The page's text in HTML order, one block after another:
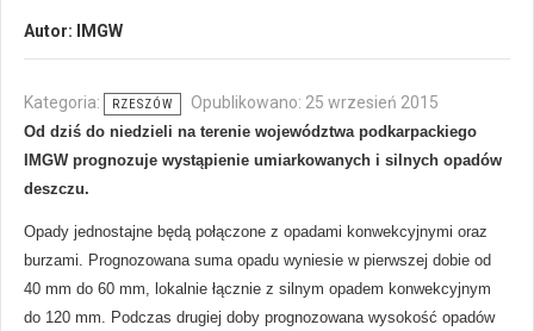
Autor: IMGW
Kategoria: RZESZÓW Opublikowano: 25 wrzesień 2015
Od dziś do niedzieli na terenie województwa podkarpackiego
IMGW prognozuje wystąpienie umiarkowanych i silnych opadów
deszczu.
Opady jednostajne będą połączone z opadami konwekcyjnymi oraz
burzami. Prognozowana suma opadu wyniesie w pierwszej dobie od
40 mm do 60 mm, lokalnie łącznie z silnym opadem konwekcyjnym
do 120 mm. Podczas drugiej doby prognozowana wysokość opadów